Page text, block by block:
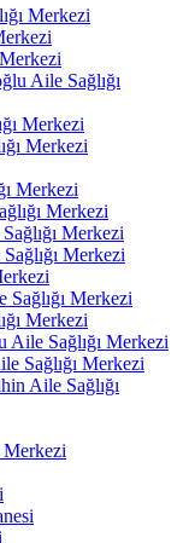
Merkezi
Aile Sağlığı
Merkezi
Merkezi
Merkezi
Merkezi
Merkezi
Merkezi
Sağlığı Merkezi
Merkezi
Aile Sağlığı Merkezi
Sağlığı Merkezi
Aile Sağlığı
Merkezi